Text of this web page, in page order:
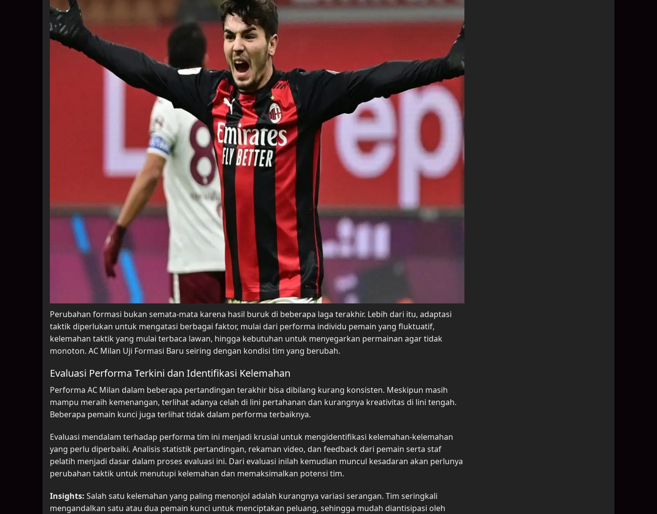
Perubahan formasi bukan semata-mata karena hasil buruk di beberapa laga terakhir. Lebih dari itu, adaptasi
taktik diperlukan untuk mengatasi berbagai faktor, mulai dari performa individu pemain yang fluktuatif,
kelemahan taktik yang mulai terbaca lawan, hingga kebutuhan untuk menyegarkan permainan agar tidak
monoton. AC Milan Uji Formasi Baru seiring dengan kondisi tim yang berubah.
Evaluasi Performa Terkini dan Identifikasi Kelemahan
Performa AC Milan dalam beberapa pertandingan terakhir bisa dibilang kurang konsisten. Meskipun masih
mampu meraih kemenangan, terlihat adanya celah di lini pertahanan dan kurangnya kreativitas di lini tengah.
Beberapa pemain kunci juga terlihat tidak dalam performa terbaiknya.
Evaluasi mendalam terhadap performa tim ini menjadi krusial untuk mengidentifikasi kelemahan-kelemahan
yang perlu diperbaiki. Analisis statistik pertandingan, rekaman video, dan feedback dari pemain serta staf
pelatih menjadi dasar dalam proses evaluasi ini. Dari evaluasi inilah kemudian muncul kesadaran akan perlunya
perubahan taktik untuk menutupi kelemahan dan memaksimalkan potensi tim.
Insights: Salah satu kelemahan yang paling menonjol adalah kurangnya variasi serangan. Tim seringkali
mengandalkan satu atau dua pemain kunci untuk menciptakan peluang, sehingga mudah diantisipasi oleh